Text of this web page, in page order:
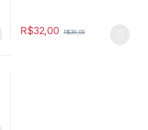
R$32,00 R$39,00